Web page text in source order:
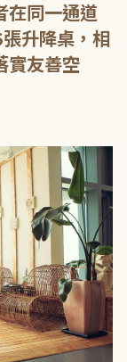
在同一通道
升降桌，相
實友善空